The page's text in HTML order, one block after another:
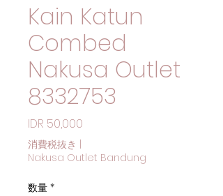
Kain Katun
Combed
Nakusa Outlet
8332753
IDR 50,000
消費税抜き
Nakusa Outlet Bandung
数量 *